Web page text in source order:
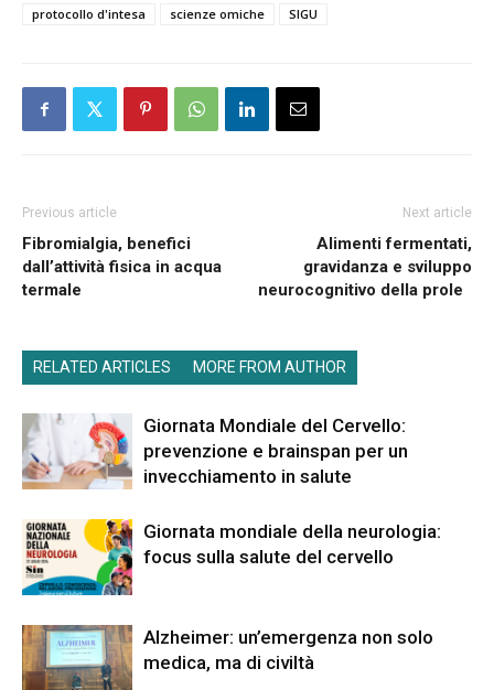
protocollo d'intesa
scienze omiche SIGU
Previous article
Fibromialgia, benefici
dall’attività fisica in acqua
termale
Next article
Alimenti fermentati,
gravidanza e sviluppo
neurocognitivo della prole
RELATED ARTICLES MORE FROM AUTHOR
Giornata Mondiale del Cervello:
prevenzione e brainspan per un
invecchiamento in salute
Giornata mondiale della neurologia:
focus sulla salute del cervello
Alzheimer: un’emergenza non solo
medica, ma di civiltà